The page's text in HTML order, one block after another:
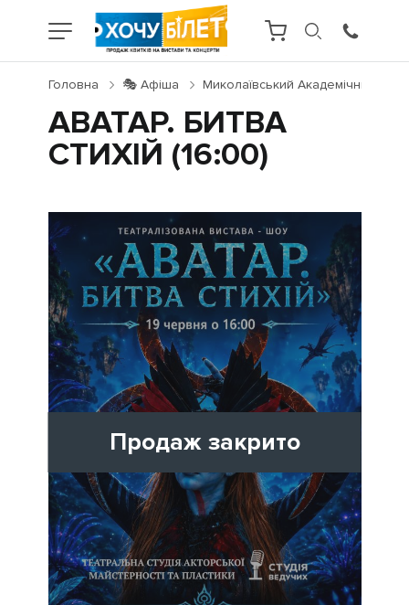
Головна 🎭 Афіша Миколаївський Академічний
АВАТАР. БИТВА
СТИХІЙ (16:00)
Продаж закрито